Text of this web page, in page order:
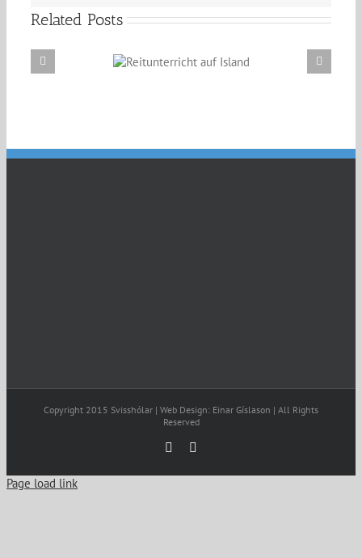
Related Posts
auf
Erzählabende mit Eve Barmettler und Ewald
Copyright 2015 Svisshólar | Web Design: Einar Gíslason | All Rights
Reserved
Facebook
Page load link